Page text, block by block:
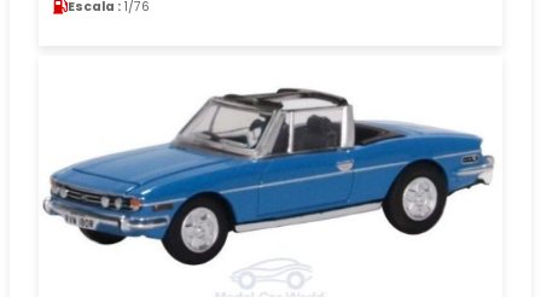
Escala : 1/76